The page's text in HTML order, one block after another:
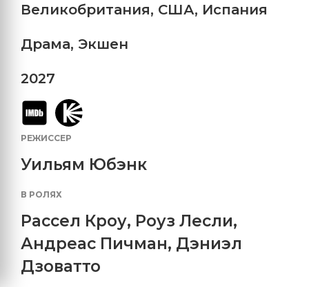
Великобритания, США, Испания
Драма, Экшен
2027
РЕЖИССЕР
Уильям Юбэнк
В РОЛЯХ
Рассел Кроу, Роуз Лесли,
Андреас Пичман, Дэниэл
Дзоватто